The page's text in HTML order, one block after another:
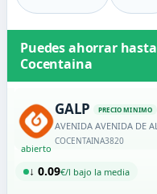
Puedes ahorrar hasta
Cocentaina
abierto
GALP PRECIO MINIMO
COCENTAINA3820
↓ 0.09€/l bajo la media